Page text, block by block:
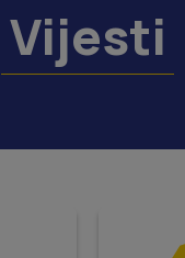
Vijesti